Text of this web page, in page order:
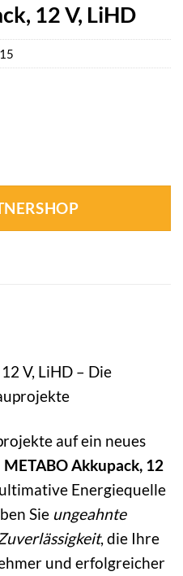
12 V, LiHD
V, LiHD – Die
auf ein neues
METABO Akkupack, 12
ultimative Energiequelle
Sie ungeahnte
, die Ihre
und erfolgreicher